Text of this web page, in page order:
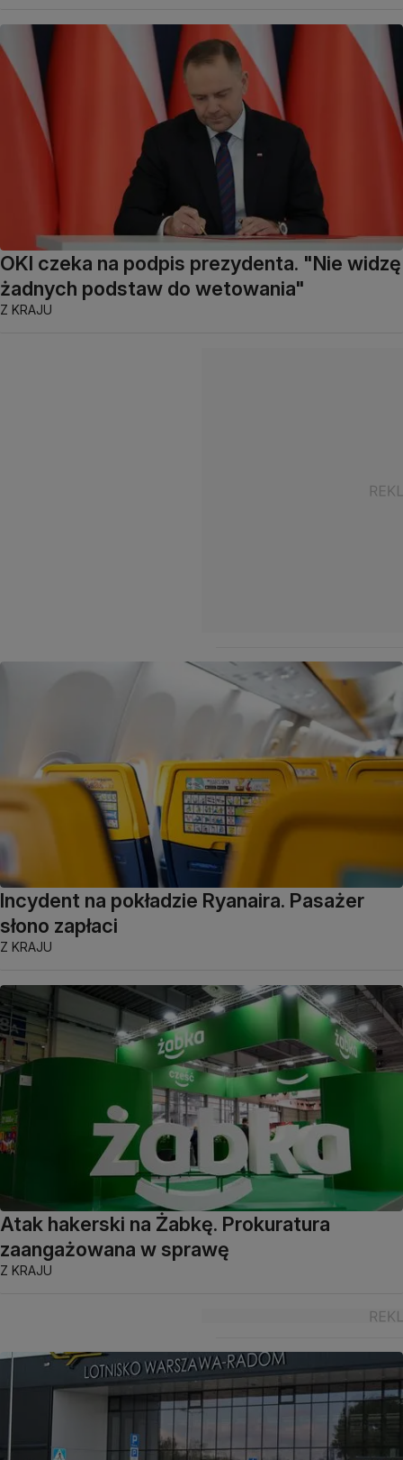
OKI czeka na podpis prezydenta. "Nie widzę
żadnych podstaw do wetowania"
Z KRAJU
Incydent na pokładzie Ryanaira. Pasażer
słono zapłaci
Z KRAJU
Atak hakerski na Żabkę. Prokuratura
zaangażowana w sprawę
Z KRAJU